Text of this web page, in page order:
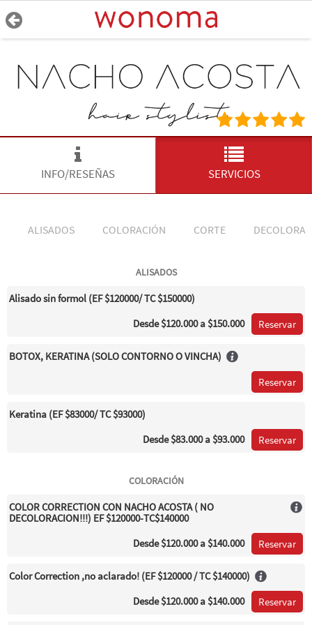
INFO/RESEÑAS SERVICIOS
ALISADOS COLORACIÓN CORTE
ALISADOS
Alisado sin formol (EF $120000/ TC $150000)
Desde$120.000a $150.000 Reservar
BOTOX, KERATINA (SOLO CONTORNO O VINCHA)
Reservar
Keratina (EF $83000/ TC $93000)
Desde$83.000a $93.000 Reservar
COLORACIÓN
COLOR CORRECTION CON NACHO ACOSTA ( NO
DECOLORACION!!!) EF $120000-TC$140000
Desde$120.000a $140.000 Reservar
Color Correction ,no aclarado! (EF $120000 / TC $140000)
Desde$120.000a $140.000 Reservar